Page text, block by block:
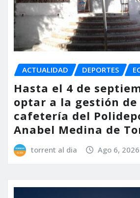
ACTUALIDAD DEPORTES
Hasta el 4 de
optar a la gestión de
cafetería del
Anabel Medina de
torrent al dia Ago 6, 2026